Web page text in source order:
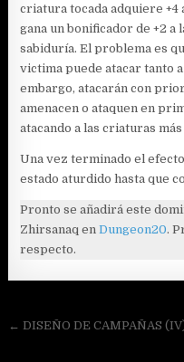
criatura tocada adquiere +4
gana un bonificador de +2 a
sabiduría. El problema es
victima puede atacar tanto
embargo, atacarán con
amenacen o ataquen en
atacando a las criaturas
Una vez terminado el
estado aturdido hasta que
Pronto se añadirá este
Zhirsanaq enDungeon20.
respecto.
Navegación
de
← DISEÑO DE CAMPAÑAS